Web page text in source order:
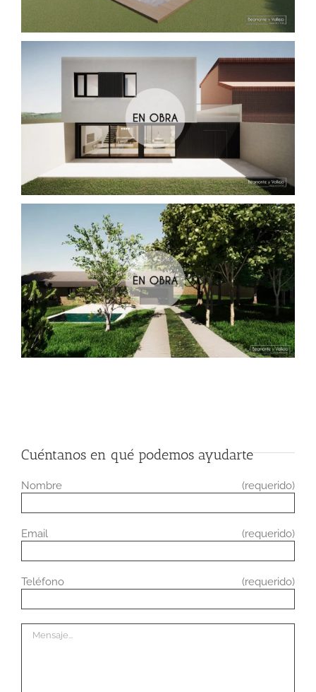
Cuéntanos en qué podemos ayudarte
Nombre (requerido)
Email (requerido)
Teléfono (requerido)